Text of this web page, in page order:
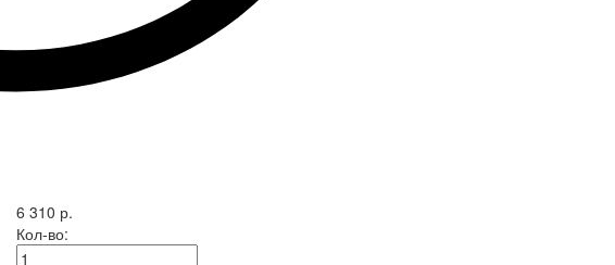
6 310 р.
Кол-во: